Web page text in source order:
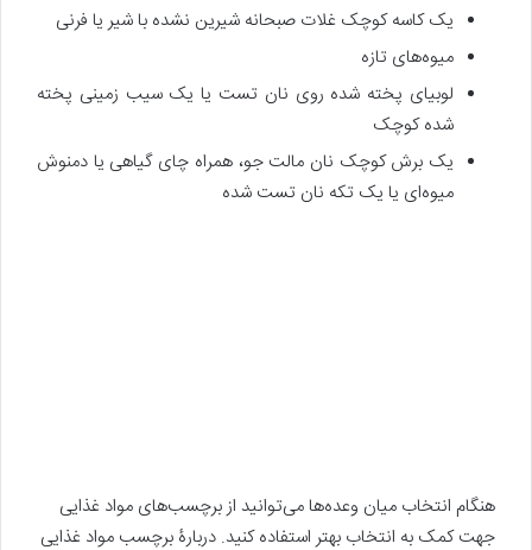
یک کاسه کوچک غلات صبحانه شیرین نشده با شیر یا فرنی
میوه‌های تازه
لوبیای پخته شده روی نان تست یا یک سیب زمینی پخته
شده کوچک
یک برش کوچک نان مالت جو، همراه چای گیاهی یا دمنوش
میوه‌ای یا یک تکه نان تست شده
هنگام انتخاب میان وعده‌ها می‌توانید از برچسب‌های مواد غذایی
جهت کمک به انتخاب بهتر استفاده کنید. دربارۀ برچسب مواد غذایی